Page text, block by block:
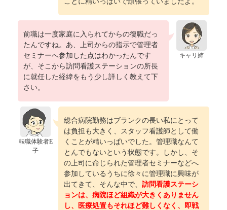
キャリ姉
前職は一度家庭に入られてからの復職だっ
たんですね。あ、上司からの指示で管理者
セミナーへ参加した点はわかったんです
が、そこから訪問看護ステーションの所長
に就任した経緯をもう少し詳しく教えて下
さい。
転職体験者E
子
総合病院勤務はブランクの長い私にとって
は負担も大きく、スタッフ看護師として働
くことが精いっぱいでした。管理職なんて
とんでもないという状態です。しかし、そ
の上司に命じられた管理者セミナーなどへ
参加しているうちに徐々に管理職に興味が
出てきて、そんな中で、 訪問看護ステーシ
ョンは、病院ほど組織が大きくありません
し、医療処置もそれほど難しくなく、即戦